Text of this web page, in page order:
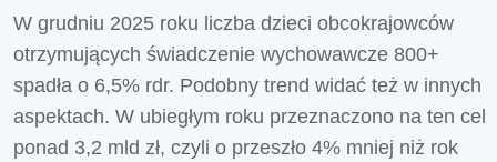
W grudniu 2025 roku liczba dzieci obcokrajowców
otrzymujących świadczenie wychowawcze 800+
spadła o 6,5% rdr. Podobny trend widać też w innych
aspektach. W ubiegłym roku przeznaczono na ten cel
ponad 3,2 mld zł, czyli o przeszło 4% mniej niż rok